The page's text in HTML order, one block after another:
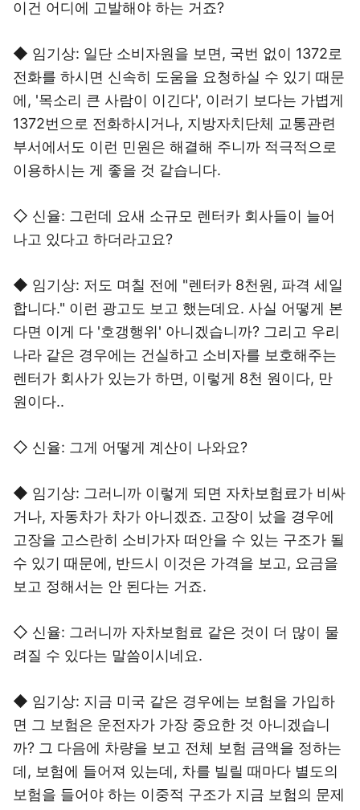
이건 어디에 고발해야 하는 거죠?
◆ 임기상: 일단 소비자원을 보면, 국번 없이 1372로
전화를 하시면 신속히 도움을 요청하실 수 있기 때문
에, '목소리 큰 사람이 이긴다', 이러기 보다는 가볍게
1372번으로 전화하시거나, 지방자치단체 교통관련
부서에서도 이런 민원은 해결해 주니까 적극적으로
이용하시는 게 좋을 것 같습니다.
◇ 신율: 그런데 요새 소규모 렌터카 회사들이 늘어
나고 있다고 하더라고요?
◆ 임기상: 저도 며칠 전에 "렌터카 8천원, 파격 세일
합니다." 이런 광고도 보고 했는데요. 사실 어떻게 본
다면 이게 다 '호갱행위' 아니겠습니까? 그리고 우리
나라 같은 경우에는 건실하고 소비자를 보호해주는
렌터가 회사가 있는가 하면, 이렇게 8천 원이다, 만
원이다..
◇ 신율: 그게 어떻게 계산이 나와요?
◆ 임기상: 그러니까 이렇게 되면 자차보험료가 비싸
거나, 자동차가 차가 아니겠죠. 고장이 났을 경우에
고장을 고스란히 소비가자 떠안을 수 있는 구조가 될
수 있기 때문에, 반드시 이것은 가격을 보고, 요금을
보고 정해서는 안 된다는 거죠.
◇ 신율: 그러니까 자차보험료 같은 것이 더 많이 물
려질 수 있다는 말씀이시네요.
◆ 임기상: 지금 미국 같은 경우에는 보험을 가입하
면 그 보험은 운전자가 가장 중요한 것 아니겠습니
까? 그 다음에 차량을 보고 전체 보험 금액을 정하는
데, 보험에 들어져 있는데, 차를 빌릴 때마다 별도의
보험을 들어야 하는 이중적 구조가 지금 보험의 문제